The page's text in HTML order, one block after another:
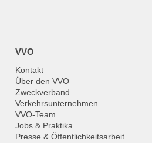
17:30
18:00
VVO
Kontakt
Über den VVO
Zweckverband
Verkehrsunternehmen
VVO-Team
Jobs & Praktika
Presse & Öffentlichkeitsarbeit